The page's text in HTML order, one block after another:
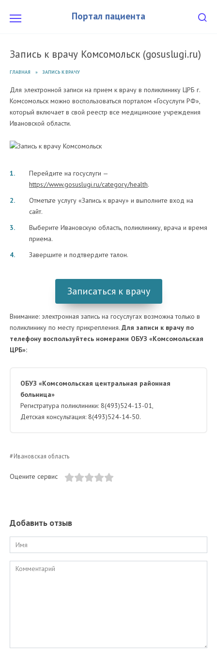
содержанию Портал пациента
Запись к врачу Комсомольск (gosuslugi.ru)
ГЛАВНАЯ » ЗАПИСЬ К ВРАЧУ
Для электронной записи на прием к врачу в поликлинику ЦРБ г.
Комсомольск можно воспользоваться порталом «Госуслуги РФ»,
который включает в свой реестр все медицинские учреждения
Ивановской области.
Перейдите на госуслуги —
https://www.gosuslugi.ru/category/health.
Отметьте услугу «Запись к врачу» и выполните вход на
сайт.
Выберите Ивановскую область, поликлинику, врача и время
приема.
Завершите и подтвердите талон.
Записаться к врачу
Внимание: электронная запись на госуслугах возможна только в
поликлинику по месту прикрепления. Для записи к врачу по
телефону воспользуйтесь номерами ОБУЗ «Комсомольская
ЦРБ»:
ОБУЗ «Комсомольская центральная районная
больница»
Регистратура поликлиники: 8(493)524-13-01,
Детская консультация: 8(493)524-14-50.
Ивановская область
Оцените сервис
Добавить отзыв
Имя
Комментарий